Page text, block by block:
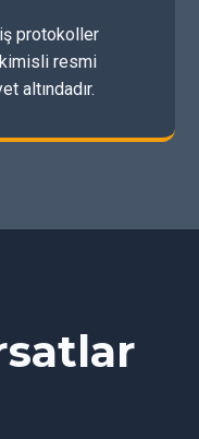
protokoller
resmi
altındadır.